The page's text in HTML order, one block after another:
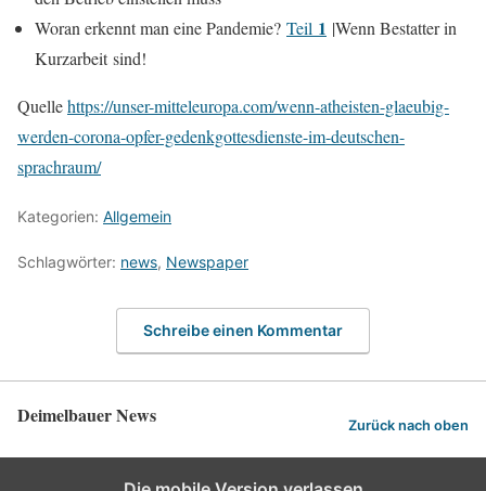
Woran erkennt man eine Pandemie? Teil 1 |Wenn Bestatter in
Kurzarbeit sind!
Quellehttps://unser-mitteleuropa.com/wenn-atheisten-glaeubig-
werden-corona-opfer-gedenkgottesdienste-im-deutschen-
sprachraum/
Kategorien: Allgemein
Schlagwörter: news, Newspaper
Schreibe einen Kommentar
Deimelbauer News Zurück nach oben